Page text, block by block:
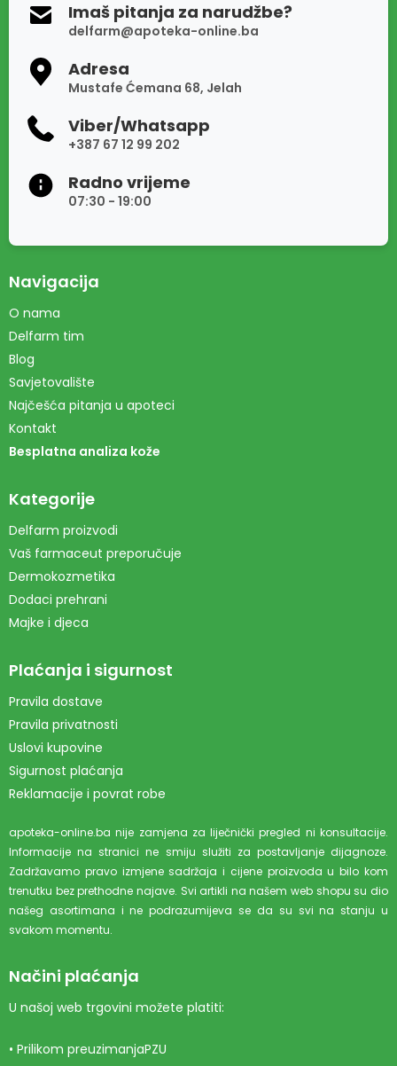
Imaš pitanja za narudžbe?
delfarm@apoteka-online.ba
Adresa
Mustafe Ćemana 68, Jelah
Viber/Whatsapp
+387 67 12 99 202
Radno vrijeme
07:30 - 19:00
Navigacija
O nama
Delfarm tim
Blog
Savjetovalište
Najčešća pitanja u apoteci
Kontakt
Besplatna analiza kože
Kategorije
Delfarm proizvodi
Vaš farmaceut preporučuje
Dermokozmetika
Dodaci prehrani
Majke i djeca
Plaćanja i sigurnost
Pravila dostave
Pravila privatnosti
Uslovi kupovine
Sigurnost plaćanja
Reklamacije i povrat robe
apoteka-online.ba nije zamjena za liječnički pregled ni konsultacije.
Informacije na stranici ne smiju služiti za postavljanje dijagnoze.
Zadržavamo pravo izmjene sadržaja i cijene proizvoda u bilo kom
trenutku bez prethodne najave. Svi artikli na našem web shopu su dio
našeg asortimana i ne podrazumijeva se da su svi na stanju u
svakom momentu.
Načini plaćanja
U našoj web trgovini možete platiti:
• Prilikom preuzimanjaPZU